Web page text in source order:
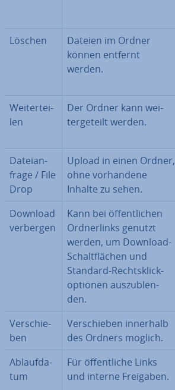
Löschen
Dateien im Ordner
können entfernt
werden.
Wei­ter­tei­
len
Der Ordner kann wei­
ter­ge­teilt werden.
Da­tei­an­
fra­ge / File
Drop
Upload in einen Ordner,
ohne vor­han­de­ne
Inhalte zu sehen.
Download
verbergen
Kann bei öf­fent­li­chen
Ord­ner­links genutzt
werden, um Download-
Schalt­flä­chen und
Standard-Rechts­klick­
op­tio­nen aus­zu­blen­
den.
Ver­schie­
ben
Ver­schie­ben innerhalb
des Ordners möglich.
Ab­lauf­da­
tum
Für öf­fent­li­che Links
und interne Freigaben.